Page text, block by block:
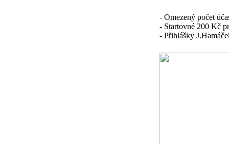
- Omezený počet
- Startovné 200 Kč
- Přihlášky